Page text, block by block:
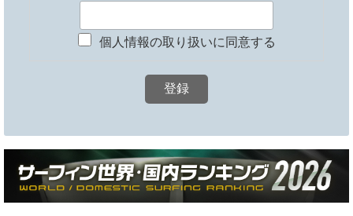
個人情報の取り扱いに同意する